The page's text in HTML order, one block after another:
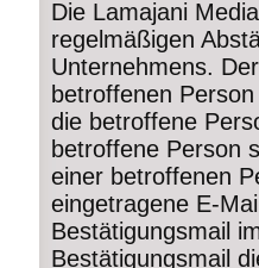
Die Lamajani
regelmäßigen
Unternehmens.
betroffenen
die betroffene
betroffene Person
einer betroffenen
eingetragene E-
Bestätigungsmail
Bestätigungsmail